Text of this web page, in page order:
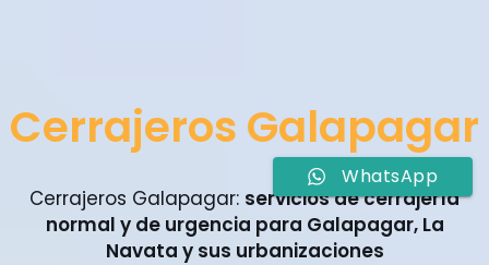
Cerrajeros Galapagar
Cerrajeros Galapagar: servicios de cerrajería
normal y de urgencia para Galapagar, La
Navata y sus urbanizaciones
WhatsApp